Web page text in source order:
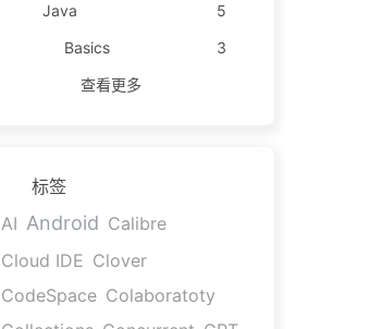
Java
5
Basics
3
查看更多
标签
AI Android Calibre
Cloud IDE Clover
CodeSpace Colaboratoty